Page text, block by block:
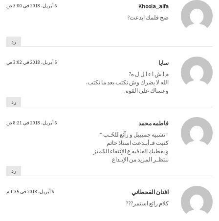
Khoola_alfa 6 أبريل، 2018 في 3:00 ص
صح قلمك ابدعت?
رد
سايا 6 أبريل، 2018 في 3:02 ص
م ا ش ا ء ا ل ل ه?
الله لا يضرك وش نكتب بعد ما تكتب.
وعساك على القوه.
رد
فاطمه محمد 6 أبريل، 2018 في 8:21 ص
” تشبيه جميييل و رآئع للحُـب ”
كتبت فـ أبـدعت استاذ حاتم
و يعطيك العافيه ع الإنتقاء المُميز
ننتظـر المزيد من الإبـداع
رد
افنان القحطاني 6 أبريل، 2018 في 1:35 م
كلام رائع استمر???